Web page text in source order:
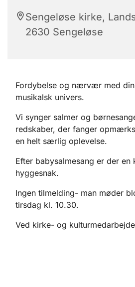
Sengeløse kirke,
2630 Sengeløse
Fordybelse og nærvær med
musikalsk univers.
Vi synger salmer og
redskaber, der fanger
en helt særlig oplevelse.
Efter babysalmesang er der en
hyggesnak.
Ingen tilmelding- man møder
tirsdag kl. 10.30.
Ved kirke- og